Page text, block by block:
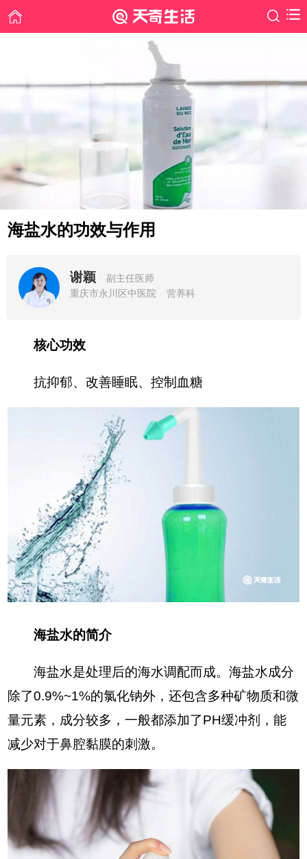
海盐水的功效与作用
谢颖
副主任医师
重庆市永川区中医院
营养科
核心功效
抗抑郁、改善睡眠、控制血糖
海盐水的简介
海盐水是处理后的海水调配而成。海盐水成分
除了0.9%~1%的氯化钠外，还包含多种矿物质和微
量元素，成分较多，一般都添加了PH缓冲剂，能
减少对于鼻腔黏膜的刺激。